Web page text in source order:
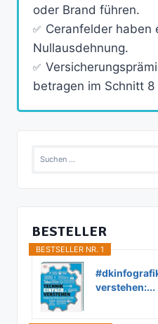
oder Brand führen.
Ceranfelder haben
Nullausdehnung.
betragen im Schnitt 8
Suchen
BESTELLER
BESTSELLER NR. 1
verstehen:...